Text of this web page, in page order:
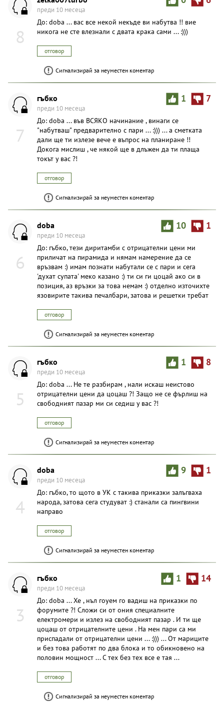
8
преди 10 месеца
До: doba ... вас все некой некъде ви набутва !! вие
никога не сте влезнали с двата крака сами ... :)))
отговор
Сигнализирай за неуместен коментар
7
1 7
гъбко
преди 10 месеца
До: doba ... във ВСЯКО начинание , винаги се
"набутваш" предварително с пари ... :))) ... а сметката
дали ще ти излезе вече е въпрос на планиране !!
Докога мислиш , че някой ще в длъжен да ти плаща
токът у вас ?!
отговор
Сигнализирай за неуместен коментар
6
10 1
doba
преди 10 месеца
До: гъбко, тези диритамби с отрицателни цени ми
приличат на пирамида и нямам намерение да се
връзвам :) имам познати набутали се с пари и сега
'духат супата' меко казано :) ти си ги цоцай ако си в
позиция, аз връзки за това немам :) отделно източихте
язовирите такива печалбари, затова и решетки требат
отговор
Сигнализирай за неуместен коментар
5
1 8
гъбко
преди 10 месеца
До: doba ... Не те разбирам , нали искаш неистово
отрицателни цени да цоцаш ?! Защо не се фърлиш на
свободният пазар ми си седиш у вас ?!
отговор
Сигнализирай за неуместен коментар
4
9 1
doba
преди 10 месеца
До: гъбко, то щото в УК с такива приказки залъгваха
народа, затова сега студуват :) станали са пингвини
направо
отговор
Сигнализирай за неуместен коментар
3
1 14
гъбко
преди 10 месеца
До: doba ... Хе , нъл гоуем го вадиш на приказки по
форумите ?! Сложи си от ония специалните
електромери и излез на свободният пазар . И ти ще
цоцаш от отрицателните цени . На мен пари са ми
приспадали от отрицателни цени ... :))) ... От мариците
и без това работят по два блока и то обикновено на
половин мощност ... С тех без тех все е тая ...
отговор
Сигнализирай за неуместен коментар